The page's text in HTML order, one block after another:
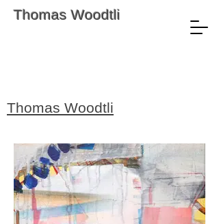
Thomas Woodtli
Thomas Woodtli